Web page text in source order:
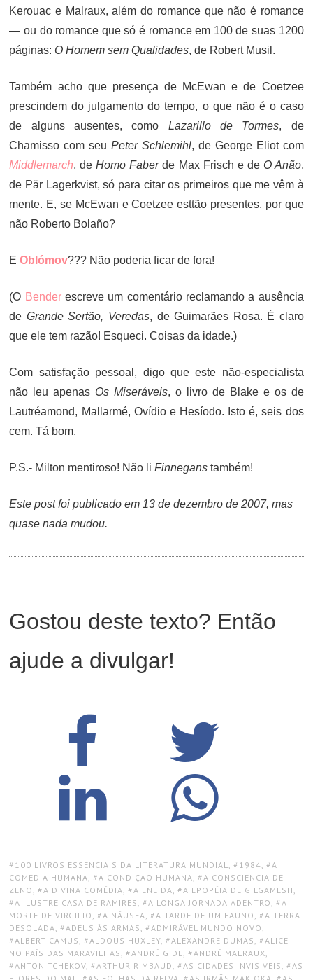
Kerouac e Malraux, além do romance que não é romance
— ou do romance que só é romance em 100 de suas 1200
páginas: O Homem sem Qualidades, de Robert Musil.
Também acho que presença de McEwan e de Coetzee
prescindem do julgamento do tempo, o que não é o caso
de alguns ausentes, como Lazarillo de Tormes, de
Chamisso com seuPeter Schlemihl, de George Eliot com
Middlemarch, deHomo Faberde Max Frisch e de O Anão,
de Pär Lagerkvist, só para citar os primeiros que me vêm à
mente. E, se McEwan e Coetzee esttão presentes, por que
não Roberto Bolaño?
EOblómov??? Não poderia ficar de fora!
(O Benderescreve um comentário reclamando a ausência
de Grande Sertão, Veredas, de Guimarães Rosa. É claro
que ele tem razão! Esqueci. Coisas da idade.)
Com satisfação pessoal, digo que este não-especialista
não leu apenas Os Miseráveis, o livro de Blake e os de
Lautréamond, Mallarmé, Ovídio e Hesíodo. Isto é, seis dos
cem. Tá bom.
P.S.- Milton mentiroso! Não liFinnegans também!
Este post foi publicado em 13 de dezembro de 2007, mas
quase nada mudou.
Gostou deste texto? Então
ajude a divulgar!
TAGS:
100 LIVROS ESSENCIAIS DA LITERATURA MUNDIAL, 1984, A
COMÉDIA HUMANA, A CONDIÇÃO HUMANA, A CONSCIÊNCIA DE
ZENO , A DIVINA COMÉDIA, A ENEIDA, A EPOPÉIA DE GILGAMESH ,
A ILUSTRE CASA DE RAMIRES , A LONGA JORNADA ADENTRO , A
MORTE DE VIRGILIO , A NÁUSEA, A TARDE DE UM FAUNO , A TERRA
DESOLADA, ADEUS ÀS ARMAS , ADMIRÁVEL MUNDO NOVO ,
ALBERT CAMUS , ALDOUS HUXLEY, ALEXANDRE DUMAS , ALICE
NO PAÍS DAS MARAVILHAS , ANDRÉ GIDE, ANDRÉ MALRAUX,
ANTON TCHÉKOV, ARTHUR RIMBAUD , AS CIDADES INVISÍVEIS , AS